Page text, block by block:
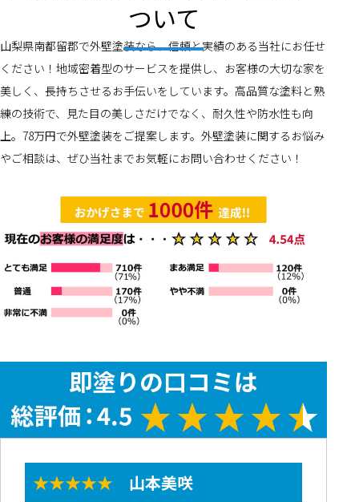
ついて
山梨県南都留郡で外壁塗装なら、信頼と実績のある当社にお任せ
ください！地域密着型のサービスを提供し、お客様の大切な家を
美しく、長持ちさせるお手伝いをしています。高品質な塗料と熟
練の技術で、見た目の美しさだけでなく、耐久性や防水性も向
上。78万円で外壁塗装をご提案します。外壁塗装に関するお悩み
やご相談は、ぜひ当社までお気軽にお問い合わせください！
★★★★★ 山本美咲